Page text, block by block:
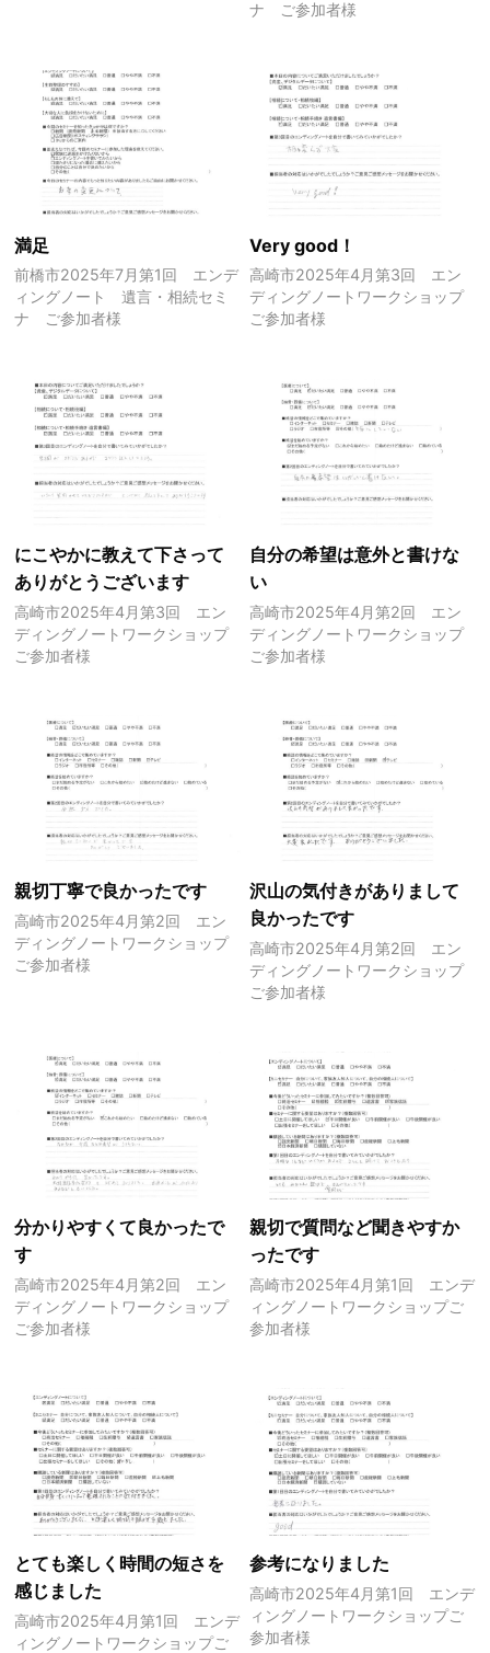
ナ ご参加者様
満足
前橋市2025年7月第1回 エンデ
ィングノート 遺言・相続セミ
ナ ご参加者様
Very good！
高崎市2025年4月第3回 エン
ディングノートワークショップ
ご参加者様
にこやかに教えて下さって
ありがとうございます
高崎市2025年4月第3回 エン
ディングノートワークショップ
ご参加者様
自分の希望は意外と書けな
い
高崎市2025年4月第2回 エン
ディングノートワークショップ
ご参加者様
親切丁寧で良かったです
高崎市2025年4月第2回 エン
ディングノートワークショップ
ご参加者様
沢山の気付きがありまして
良かったです
高崎市2025年4月第2回 エン
ディングノートワークショップ
ご参加者様
分かりやすくて良かったで
す
高崎市2025年4月第2回 エン
ディングノートワークショップ
ご参加者様
親切で質問など聞きやすか
ったです
高崎市2025年4月第1回 エンデ
ィングノートワークショップご
参加者様
とても楽しく時間の短さを
感じました
高崎市2025年4月第1回 エンデ
ィングノートワークショップご
参考になりました
高崎市2025年4月第1回 エンデ
ィングノートワークショップご
参加者様